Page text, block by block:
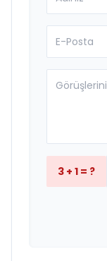
3 + 1 = ?